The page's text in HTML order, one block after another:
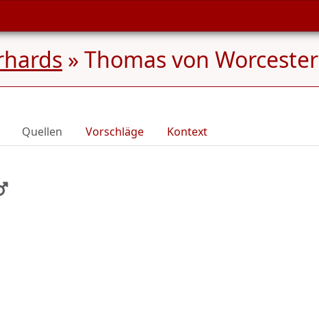
» Thomas von Worcester
Quellen Vorschläge Kontext